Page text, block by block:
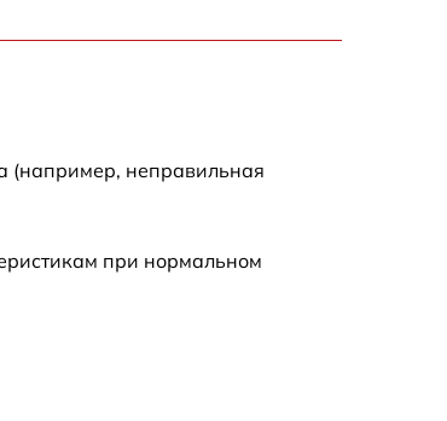
(например, неправильная
при нормальном